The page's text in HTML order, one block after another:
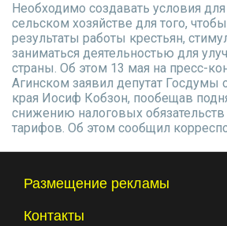
Необходимо создавать условия
сельском хозяйстве для того,
результаты работы крестьян,
заниматься деятельностью для
страны. Об этом 13 мая на пресс-
Агинском заявил депутат Госдумы
края Иосиф Кобзон, пообещав
снижению налоговых обязательств
тарифов. Об этом сообщил
Размещение рекламы
Контакты